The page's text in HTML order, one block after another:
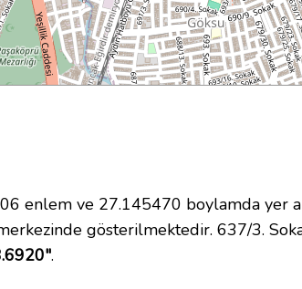
enlem ve 27.145470 boylamda yer
gösterilmektedir. 637/3.
.